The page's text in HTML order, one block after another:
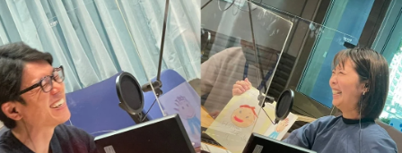
会社情報